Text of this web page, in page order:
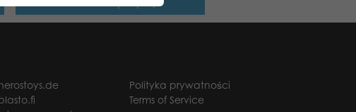
Polityka prywatności
Terms of Service